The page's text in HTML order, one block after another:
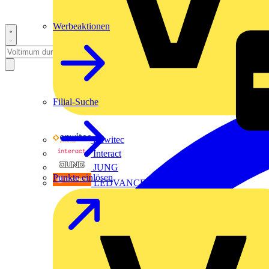
Enwitec
Interact
JUNG
LEDVANCE
Werbeaktionen
Filial-Suche
Punkte einlösen